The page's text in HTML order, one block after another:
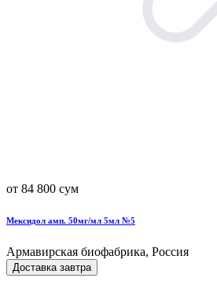
от 84 800 сум
Мексидол амп. 50мг/мл 5мл №5
Армавирская биофабрика, Россия
Доставка завтра